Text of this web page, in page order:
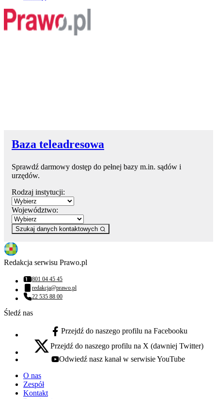
Baza teleadresowa
Sprawdź darmowy dostęp do pełnej bazy m.in. sądów i
urzędów.
Rodzaj instytucji:
Województwo:
Szukaj danych kontaktowych
Redakcja serwisu Prawo.pl
Numer telefonu:
801 04 45 45
Adres email:
redakcja@prawo.pl
Numer telefonu:
22 535 88 00
Śledź nas
facebook - otwiera się w nowej karcie
Przejdź do naszego profilu na Facebooku
x - otwiera się w nowej karcie
Przejdź do naszego profilu na X (dawniej Twitter)
youtube - otwiera się w nowej karcie
Odwiedź nasz kanał w serwisie YouTube
O nas
Zespół
Kontakt